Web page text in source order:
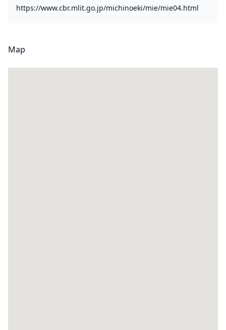
https://www.cbr.mlit.go.jp/michinoeki/mie/mie04.html
Map